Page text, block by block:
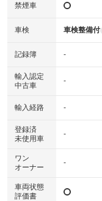
禁煙車
車検 車検整備付
記録簿 -
輸入認定
中古車
-
輸入経路 -
登録済
未使用車
-
ワン
オーナー
-
車両状態
評価書